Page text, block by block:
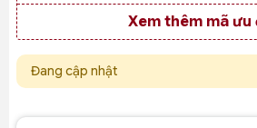
Xem thêm mã ưu
Đang cập nhật